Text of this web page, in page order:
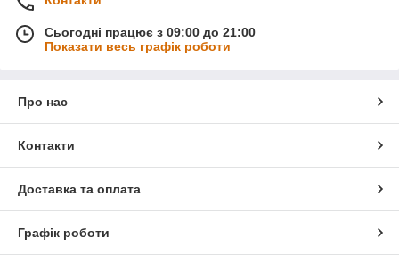
Питання:
Відповідь:Так. Гіпоалергенна, м'яка, добре дихає завдяки
бавовні у складі. Можна носити прямо на голому тілі.
Сьогодні працює з 09:00 до 21:00
Показати весь графік роботи
Про нас
Контакти
Доставка та оплата
Графік роботи